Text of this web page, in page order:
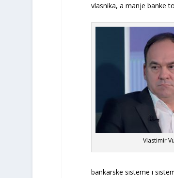
vlasnika, a manje banke
Vlastimir
bankarske sisteme i